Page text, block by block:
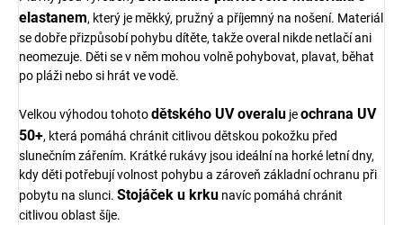
elastanem, který je měkký, pružný a příjemný na nošení. Materiál
se dobře přizpůsobí pohybu dítěte, takže overal nikde netlačí ani
neomezuje. Děti se v něm mohou volně pohybovat, plavat, běhat
po pláži nebo si hrát ve vodě.
Velkou výhodou tohotodětského UV overalu jeochrana UV
50+, která pomáhá chránit citlivou dětskou pokožku před
slunečním zářením. Krátké rukávy jsou ideální na horké letní dny,
kdy děti potřebují volnost pohybu a zároveň základní ochranu při
pobytu na slunci. Stojáček u krku navíc pomáhá chránit
citlivou oblast šíje.